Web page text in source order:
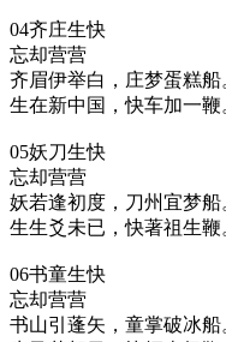
04齐庄生快
忘却营营
齐眉伊举白，庄梦蛋糕船
生在新中国，快车加一鞭
05妖刀生快
忘却营营
妖若逢初度，刀州宜梦船
生生爻未已，快著祖生鞭
06书童生快
忘却营营
书山引蓬矢，童掌破冰船